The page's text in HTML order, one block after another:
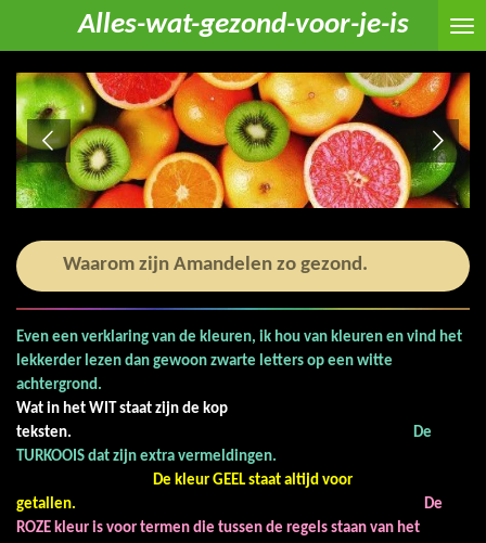
naar
de
hoofdinhoud
Alles-wat-gezond-voor-je-is
Waarom zijn Amandelen zo gezond.
Even een verklaring van de kleuren, ik hou van kleuren en vind het
lekkerder lezen dan gewoon zwarte letters op een witte
achtergrond.
Wat in het WIT staat zijn de kop
teksten.
De
TURKOOIS dat zijn extra vermeldingen.
De kleur GEEL staat altijd voor
getallen.
De
ROZE kleur is voor termen die tussen de regels staan van het